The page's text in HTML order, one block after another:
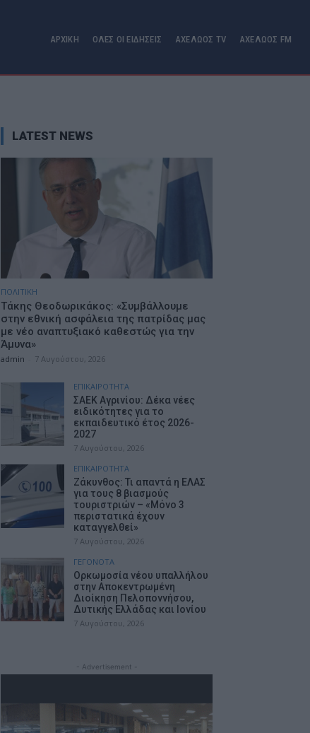
ΑΡΧΙΚΗ ΟΛΕΣ ΟΙ ΕΙΔΗΣΕΙΣ ΑΧΕΛΩΟΣ TV ΑΧΕΛΩΟΣ FM
LATEST NEWS
ΠΟΛΙΤΙΚΗ
Τάκης Θεοδωρικάκος: «Συμβάλλουμε
στην εθνική ασφάλεια της πατρίδας μας
με νέο αναπτυξιακό καθεστώς για την
Άμυνα»
admin 7 Αυγούστου, 2026
ΕΠΙΚΑΙΡΟΤΗΤΑ
ΣΑΕΚ Αγρινίου: Δέκα νέες
ειδικότητες για το
εκπαιδευτικό έτος 2026-
2027
7 Αυγούστου, 2026
ΕΠΙΚΑΙΡΟΤΗΤΑ
Ζάκυνθος: Τι απαντά η ΕΛΑΣ
για τους 8 βιασμούς
τουριστριών – «Μόνο 3
περιστατικά έχουν
καταγγελθεί»
7 Αυγούστου, 2026
ΓΕΓΟΝΟΤΑ
Ορκωμοσία νέου υπαλλήλου
στην Αποκεντρωμένη
Διοίκηση Πελοποννήσου,
Δυτικής Ελλάδας και Ιονίου
7 Αυγούστου, 2026
- Advertisement -